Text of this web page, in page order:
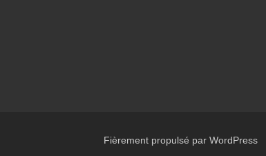
Fièrement propulsé par WordPress